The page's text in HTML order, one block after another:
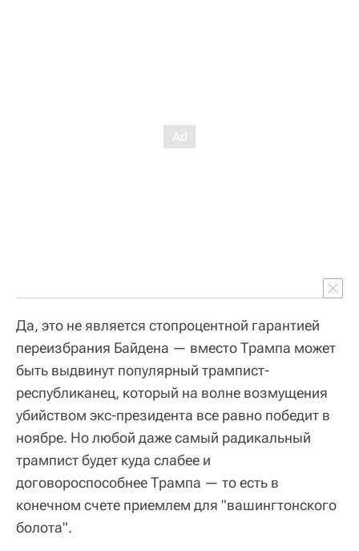
Да, это не является стопроцентной гарантией
переизбрания Байдена — вместо Трампа может
быть выдвинут популярный трампист-
республиканец, который на волне возмущения
убийством экс-президента все равно победит в
ноябре. Но любой даже самый радикальный
трампист будет куда слабее и
договороспособнее Трампа — то есть в
конечном счете приемлем для "вашингтонского
болота".